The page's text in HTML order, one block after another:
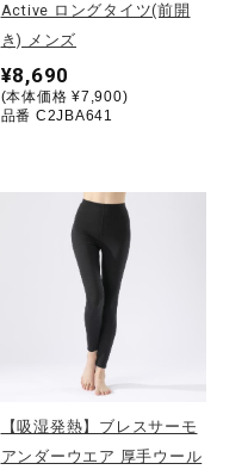
Active ロングタイツ(前開
き) メンズ
¥8,690
(本体価格 ¥7,900)
品番 C2JBA641
【吸湿発熱】ブレスサーモ
アンダーウエア 厚手ウール